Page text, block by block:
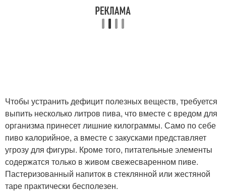
Чтобы устранить дефицит полезных веществ, требуется
выпить несколько литров пива, что вместе с вредом для
организма принесет лишние килограммы. Само по себе
пиво калорийное, а вместе с закусками представляет
угрозу для фигуры. Кроме того, питательные элементы
содержатся только в живом свежесваренном пиве.
Пастеризованный напиток в стеклянной или жестяной
таре практически бесполезен.